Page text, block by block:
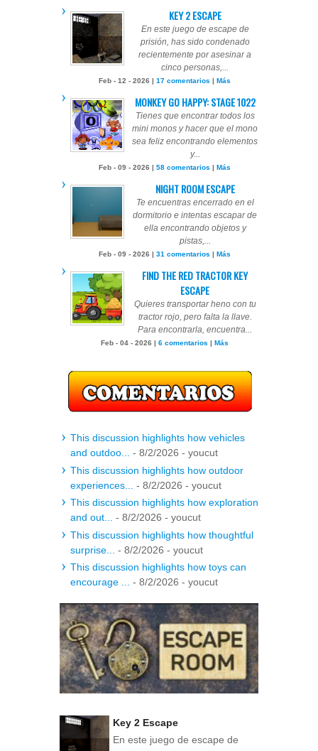
KEY 2 ESCAPE
En este juego de escape de
prisión, has sido condenado
recientemente por asesinar a
cinco personas,...
Feb - 12 - 2026 | 17 comentarios | Más
MONKEY GO HAPPY: STAGE 1022
Tienes que encontrar todos los
mini monos y hacer que el mono
sea feliz encontrando elementos
y...
Feb - 09 - 2026 | 58 comentarios | Más
NIGHT ROOM ESCAPE
Te encuentras encerrado en el
dormitorio e intentas escapar de
ella encontrando objetos y
pistas,...
Feb - 09 - 2026 | 31 comentarios | Más
FIND THE RED TRACTOR KEY
ESCAPE
Quieres transportar heno con tu
tractor rojo, pero falta la llave.
Para encontrarla, encuentra...
Feb - 04 - 2026 | 6 comentarios | Más
This discussion highlights how vehicles
and outdoo...
- 8/2/2026 - youcut
This discussion highlights how outdoor
experiences...
- 8/2/2026 - youcut
This discussion highlights how exploration
and out...
- 8/2/2026 - youcut
This discussion highlights how thoughtful
surprise...
- 8/2/2026 - youcut
This discussion highlights how toys can
encourage ...
- 8/2/2026 - youcut
Key 2 Escape
En este juego de escape de